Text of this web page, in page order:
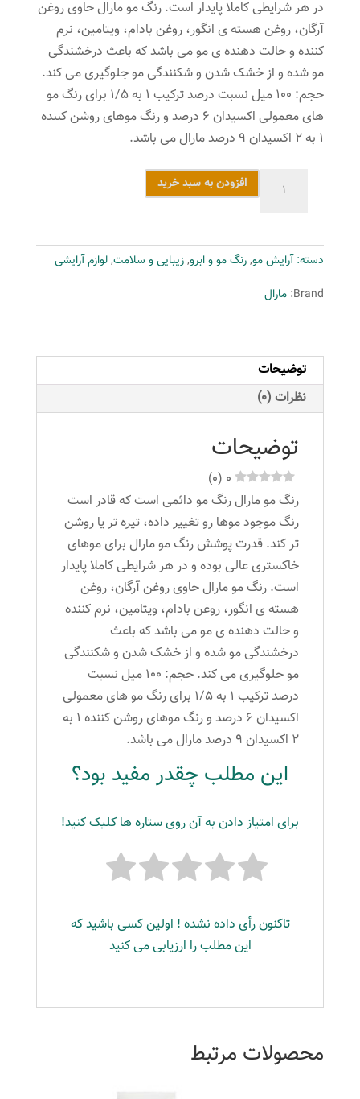
در هر شرایطی کاملا پایدار است. رنگ مو مارال حاوی روغن
آرگان، روغن هسته ی انگور، روغن بادام، ویتامین، نرم
کننده و حالت دهنده ی مو می باشد که باعث درخشندگی
مو شده و از خشک شدن و شکنندگی مو جلوگیری می کند.
حجم: ۱۰۰ میل نسبت درصد ترکیب ۱ به ۱/۵ برای رنگ مو
های معمولی اکسیدان ۶ درصد و رنگ موهای روشن کننده
۱ به ۲ اکسیدان ۹ درصد مارال می باشد.
سری
زیتونی
مدل
زیتونی
روشن
شماره
5.3
عدد
افزودن به سبد خرید
دسته:آرایش مو,رنگ مو و ابرو,زیبایی و سلامت,لوازم آرایشی
Brand: مارال
توضیحات
نظرات (0)
توضیحات
0
(
0
)
رنگ مو مارال رنگ مو دائمی است که قادر است
رنگ موجود موها رو تغییر داده، تیره تر یا روشن
تر کند. قدرت پوشش رنگ مو مارال برای موهای
خاکستری عالی بوده و در هر شرایطی کاملا پایدار
است. رنگ مو مارال حاوی روغن آرگان، روغن
هسته ی انگور، روغن بادام، ویتامین، نرم کننده
و حالت دهنده ی مو می باشد که باعث
درخشندگی مو شده و از خشک شدن و شکنندگی
مو جلوگیری می کند. حجم: ۱۰۰ میل نسبت
درصد ترکیب ۱ به ۱/۵ برای رنگ مو های معمولی
اکسیدان ۶ درصد و رنگ موهای روشن کننده ۱ به
۲ اکسیدان ۹ درصد مارال می باشد.
این مطلب چقدر مفید بود؟
برای امتیاز دادن به آن روی ستاره ها کلیک کنید!
تاکنون رأی داده نشده ! اولین کسی باشید که
این مطلب را ارزیابی می کنید
محصولات مرتبط